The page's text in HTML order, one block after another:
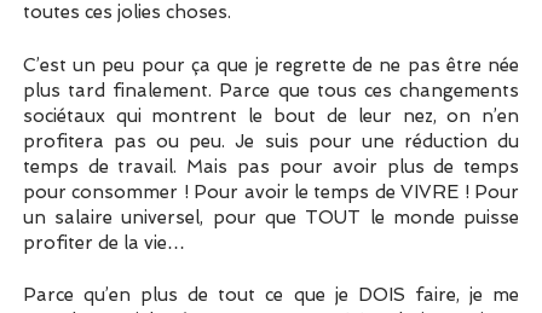
toutes ces jolies choses.
C’est un peu pour ça que je regrette de ne pas être née
plus tard finalement. Parce que tous ces changements
sociétaux qui montrent le bout de leur nez, on n’en
profitera pas ou peu. Je suis pour une réduction du
temps de travail. Mais pas pour avoir plus de temps
pour consommer ! Pour avoir le temps de VIVRE ! Pour
un salaire universel, pour que TOUT le monde puisse
profiter de la vie…
Parce qu’en plus de tout ce que je DOIS faire, je me